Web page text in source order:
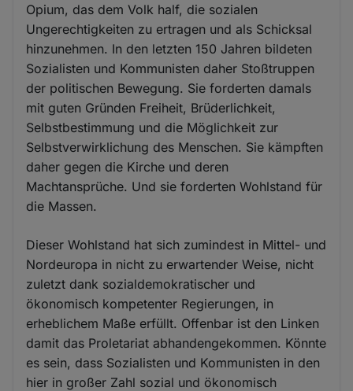
Opium, das dem Volk half, die sozialen
Ungerechtigkeiten zu ertragen und als Schicksal
hinzunehmen. In den letzten 150 Jahren bildeten
Sozialisten und Kommunisten daher Stoßtruppen
der politischen Bewegung. Sie forderten damals
mit guten Gründen Freiheit, Brüderlichkeit,
Selbstbestimmung und die Möglichkeit zur
Selbstverwirklichung des Menschen. Sie kämpften
daher gegen die Kirche und deren
Machtansprüche. Und sie forderten Wohlstand für
die Massen.
Dieser Wohlstand hat sich zumindest in Mittel- und
Nordeuropa in nicht zu erwartender Weise, nicht
zuletzt dank sozialdemokratischer und
ökonomisch kompetenter Regierungen, in
erheblichem Maße erfüllt. Offenbar ist den Linken
damit das Proletariat abhandengekommen. Könnte
es sein, dass Sozialisten und Kommunisten in den
hier in großer Zahl sozial und ökonomisch